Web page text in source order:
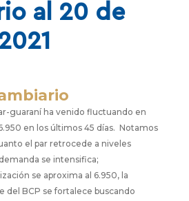
al 20 de
guaraní ha venido fluctuando en
en los últimos 45 días. Notamos
el par retrocede a niveles
se intensifica;
se aproxima al 6.950, la
del BCP se fortalece buscando